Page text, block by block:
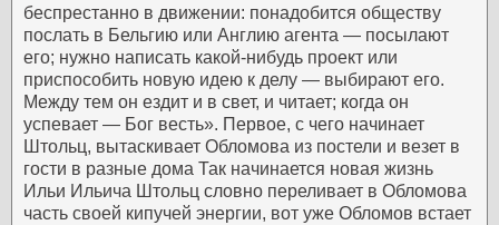
беспрестанно в движении: понадобится обществу
послать в Бельгию или Англию агента — посылают
его; нужно написать какой-нибудь проект или
приспособить новую идею к делу — выбирают его.
Между тем он ездит и в свет, и читает; когда он
успевает — Бог весть». Первое, с чего начинает
Штольц, вытаскивает Обломова из постели и везет в
гости в разные дома Так начинается новая жизнь
Ильи Ильича Штольц словно переливает в Обломова
часть своей кипучей энергии, вот уже Обломов встает